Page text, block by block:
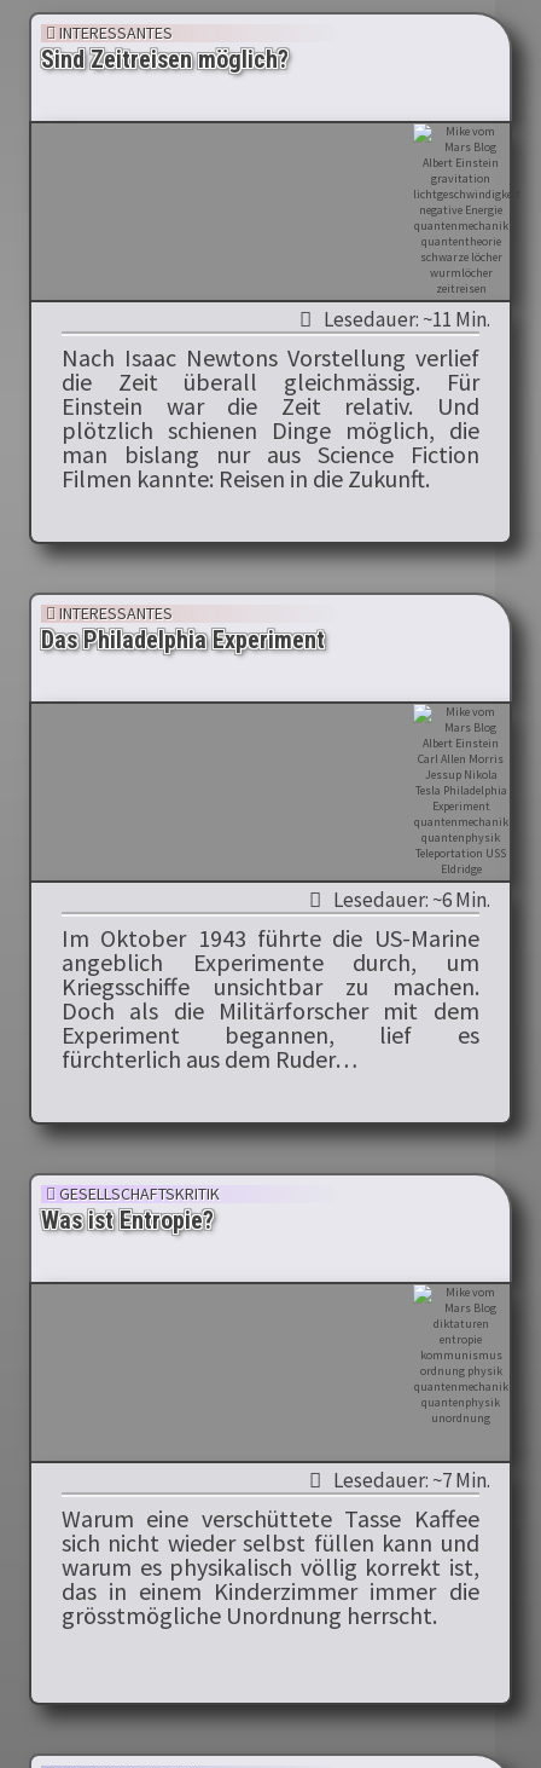
INTERESSANTES
Sind Zeitreisen möglich?
Lesedauer: ~11 Min.
Nach Isaac Newtons Vorstellung verlief
die Zeit überall gleichmässig. Für
Einstein war die Zeit relativ. Und
plötzlich schienen Dinge möglich, die
man bislang nur aus Science Fiction
Filmen kannte: Reisen in die Zukunft.
INTERESSANTES
Das Philadelphia Experiment
Lesedauer: ~6 Min.
Im Oktober 1943 führte die US-Marine
angeblich Experimente durch, um
Kriegsschiffe unsichtbar zu machen.
Doch als die Militärforscher mit dem
Experiment begannen, lief es
fürchterlich aus dem Ruder…
GESELLSCHAFTSKRITIK
Was ist Entropie?
Lesedauer: ~7 Min.
Warum eine verschüttete Tasse Kaffee
sich nicht wieder selbst füllen kann und
warum es physikalisch völlig korrekt ist,
das in einem Kinderzimmer immer die
grösstmögliche Unordnung herrscht.